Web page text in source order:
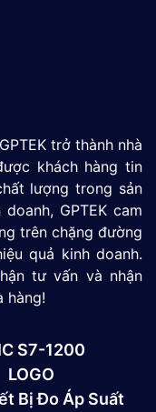
trở thành nhà
khách hàng tin
lượng trong sản
GPTEK cam
trên chặng đường
quả kinh doanh.
tư vấn và nhận
hàng!
S7-1200
LOGO
Bị Đo Áp Suất